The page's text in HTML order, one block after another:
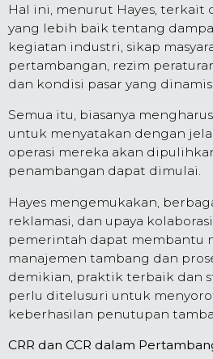
Hal ini, menurut Hayes, terkait
yang lebih baik tentang
kegiatan industri, sikap
pertambangan, rezim
dan kondisi pasar yang dinamis.
Semua itu, biasanya
untuk menyatakan dengan
operasi mereka akan
penambangan dapat dimulai.
Hayes mengemukakan,
reklamasi, dan upaya
pemerintah dapat membantu
manajemen tambang dan
demikian, praktik terbaik dan
perlu ditelusuri untuk
keberhasilan penutupan
CRR dan CCR dalam